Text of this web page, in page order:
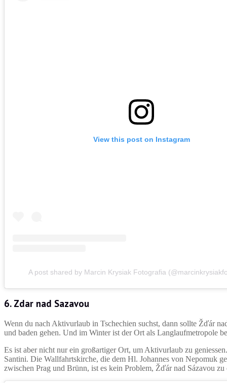
View this post on Instagram
A post shared by Marcin Krysiak Fotografia
6. Zdar nad Sazavou
Wenn du nach Aktivurlaub in Tschechien suchst, dann sollte Žďár
und baden gehen. Und im Winter ist der Ort als Langlaufmetropole
Es ist aber nicht nur ein großartiger Ort, um Aktivurlaub zu
Santini. Die Wallfahrtskirche, die dem Hl. Johannes von Nepomuk
zwischen Prag und Brünn, ist es kein Problem, Žďár nad Sázavou